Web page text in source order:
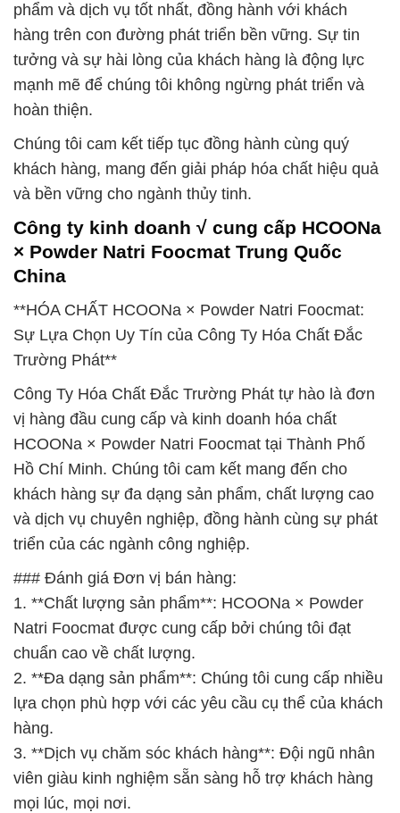
phẩm và dịch vụ tốt nhất, đồng hành với khách
hàng trên con đường phát triển bền vững. Sự tin
tưởng và sự hài lòng của khách hàng là động lực
mạnh mẽ để chúng tôi không ngừng phát triển và
hoàn thiện.
Chúng tôi cam kết tiếp tục đồng hành cùng quý
khách hàng, mang đến giải pháp hóa chất hiệu quả
và bền vững cho ngành thủy tinh.
Công ty kinh doanh √ cung cấp HCOONa
× Powder Natri Foocmat Trung Quốc
China
**HÓA CHẤT HCOONa × Powder Natri Foocmat:
Sự Lựa Chọn Uy Tín của Công Ty Hóa Chất Đắc
Trường Phát**
Công Ty Hóa Chất Đắc Trường Phát tự hào là đơn
vị hàng đầu cung cấp và kinh doanh hóa chất
HCOONa × Powder Natri Foocmat tại Thành Phố
Hồ Chí Minh. Chúng tôi cam kết mang đến cho
khách hàng sự đa dạng sản phẩm, chất lượng cao
và dịch vụ chuyên nghiệp, đồng hành cùng sự phát
triển của các ngành công nghiệp.
### Đánh giá Đơn vị bán hàng:
1. **Chất lượng sản phẩm**: HCOONa × Powder
Natri Foocmat được cung cấp bởi chúng tôi đạt
chuẩn cao về chất lượng.
2. **Đa dạng sản phẩm**: Chúng tôi cung cấp nhiều
lựa chọn phù hợp với các yêu cầu cụ thể của khách
hàng.
3. **Dịch vụ chăm sóc khách hàng**: Đội ngũ nhân
viên giàu kinh nghiệm sẵn sàng hỗ trợ khách hàng
mọi lúc, mọi nơi.